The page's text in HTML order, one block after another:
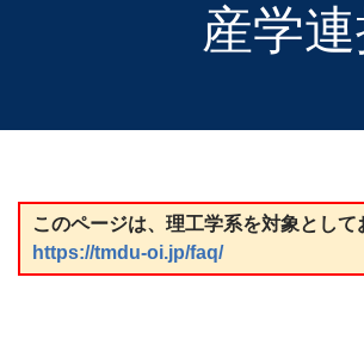
産学
このページは、理工学系を対象とし
https://tmdu-oi.jp/faq/